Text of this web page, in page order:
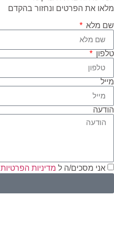
מלאו את הפרטים ונחזור בהקדם
שם מלא
טלפון
מייל
הודעה
אני מסכים/ה ל מדיניות הפרטיות